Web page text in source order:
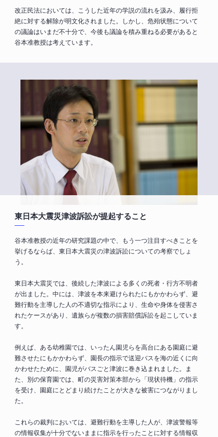
改正民法においては、こうした近年の学説の流れを汲み、履行拒
絶に対する解除が明文化されました。しかし、危殆状態について
の議論はいまだ不十分で、今後も議論を積み重ねる必要があると
谷本准教授は考えています。
東日本大震災津波訴訟が提起すること
谷本准教授の近年の研究課題の中で、もう一つ注目すべきことを
挙げるならば、東日本大震災の津波訴訟についての考察でしょ
う。
東日本大震災では、後続した津波による多くの死者・行方不明者
が出ました。中には、津波を本来避けられたにもかかわらず、避
難行動を主導した人の不適切な指示により、生命や身体を侵害さ
れたケースがあり、遺族らが複数の損害賠償訴訟を起こしていま
す。
例えば、ある幼稚園では、いったん園児らを高台にある園庭に避
難させたにもかかわらず、園長の指示で送迎バスを海の近くに向
かわせたために、園児がバスごと津波に巻き込まれました。ま
た、別の保育園では、町の災害対策本部から「現状待機」の指示
を受け、園庭にとどまり続けたことが大きな被害につながりまし
た。
これらの裁判においては、避難行動を主導した人が、津波警報等
の情報収集が十分でないままに指示を行ったことに対する情報収